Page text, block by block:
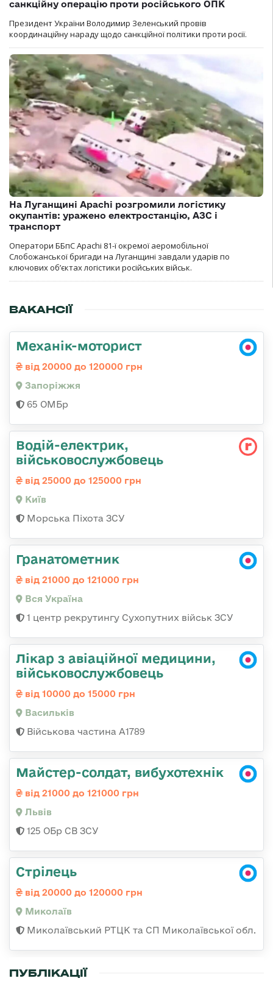
санкційну операцію проти російського ОПК
Президент України Володимир Зеленський провів
координаційну нараду щодо санкційної політики проти росії.
На Луганщині Apachi розгромили логістику
окупантів: уражено електростанцію, АЗС і
транспорт
Оператори ББпС Apachi 81-ї окремої аеромобільної
Слобожанської бригади на Луганщині завдали ударів по
ключових об’єктах логістики російських військ.
ВАКАНСІЇ
Механік-моторист
від 20000 до 120000 грн
Запоріжжя
65 ОМБр
Водій-електрик,
військовослужбовець
від 25000 до 125000 грн
Київ
Морська Піхота ЗСУ
Гранатометник
від 21000 до 121000 грн
Вся Україна
1 центр рекрутингу Сухопутних військ ЗСУ
Лікар з авіаційної медицини,
військовослужбовець
від 10000 до 15000 грн
Васильків
Військова частина А1789
Майстер-солдат, вибухотехнік
від 21000 до 121000 грн
Львів
125 ОБр СВ ЗСУ
Стрілець
від 20000 до 120000 грн
Миколаїв
Миколаївський РТЦК та СП Миколаївської обл.
ПУБЛІКАЦІЇ